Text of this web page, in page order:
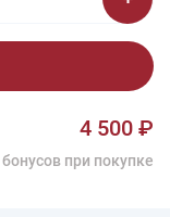
4 500 ₽
бонусов при покупке